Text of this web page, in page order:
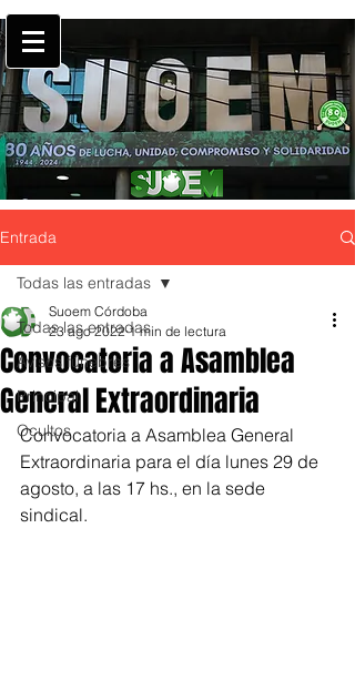
Entrada
Todas las entradas
Avisos fúnebres
Principal
Ocultos
Todas las entradas
Convocatoria a Asamblea
General Extraordinaria
Suoem Córdoba
23 ago 2022 1 min de lectura
Convocatoria a Asamblea General
Extraordinaria para el día lunes 29 de
agosto, a las 17 hs., en la sede
sindical.